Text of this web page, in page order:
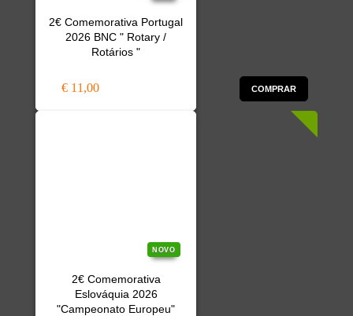
2€ Comemorativa Portugal
2026 BNC " Rotary /
Rotários "
€ 11,00 COMPRAR
NOVO
2€ Comemorativa
Eslováquia 2026
"Campeonato Europeu"